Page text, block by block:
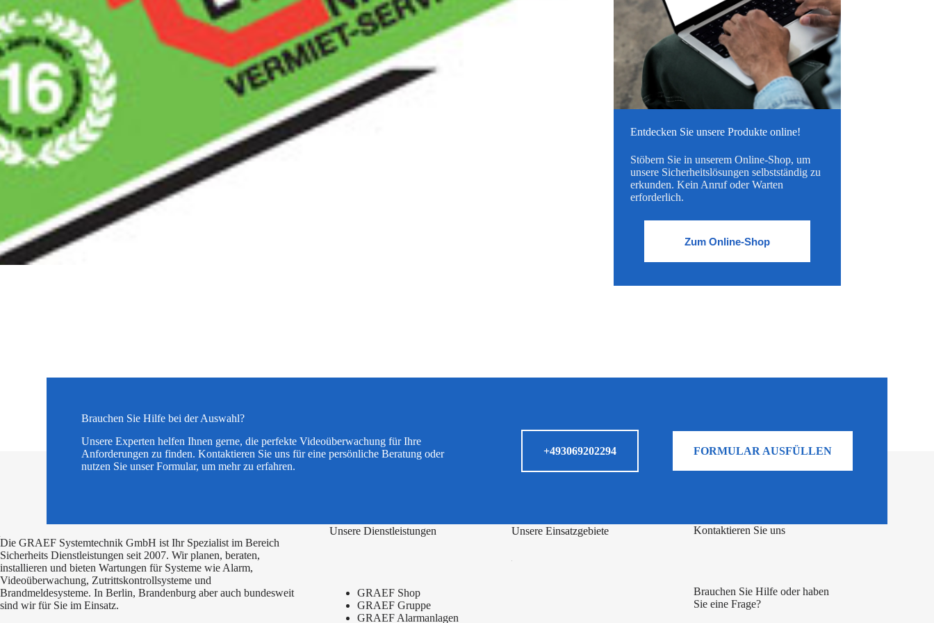
Entdecken Sie unsere Produkte online!
Stöbern Sie in unserem Online-Shop, um
unsere Sicherheitslösungen selbstständig zu
erkunden. Kein Anruf oder Warten
erforderlich.
Zum Online-Shop
Brauchen Sie Hilfe bei der Auswahl?
Unsere Experten helfen Ihnen gerne, die perfekte Videoüberwachung für Ihre
Anforderungen zu finden. Kontaktieren Sie uns für eine persönliche Beratung oder
nutzen Sie unser Formular, um mehr zu erfahren.
+493069202294 FORMULAR AUSFÜLLEN
Die GRAEF Systemtechnik GmbH ist Ihr Spezialist im Bereich
Sicherheits Dienstleistungen seit 2007. Wir planen, beraten,
installieren und bieten Wartungen für Systeme wie Alarm,
Videoüberwachung, Zutrittskontrollsysteme und
Brandmeldesysteme. In Berlin, Brandenburg aber auch bundesweit
sind wir für Sie im Einsatz.
Unsere Dienstleistungen
GRAEF Shop
GRAEF Gruppe
GRAEF Alarmanlagen
Unsere Einsatzgebiete Kontaktieren Sie uns
Brauchen Sie Hilfe oder haben
Sie eine Frage?